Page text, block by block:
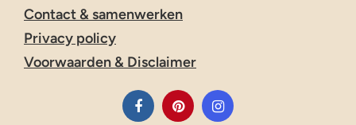
Contact & samenwerken
Privacy policy
Voorwaarden & Disclaimer